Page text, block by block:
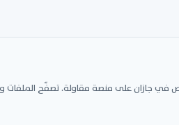
جازان على منصة مقاولة. تصفّح الملفات